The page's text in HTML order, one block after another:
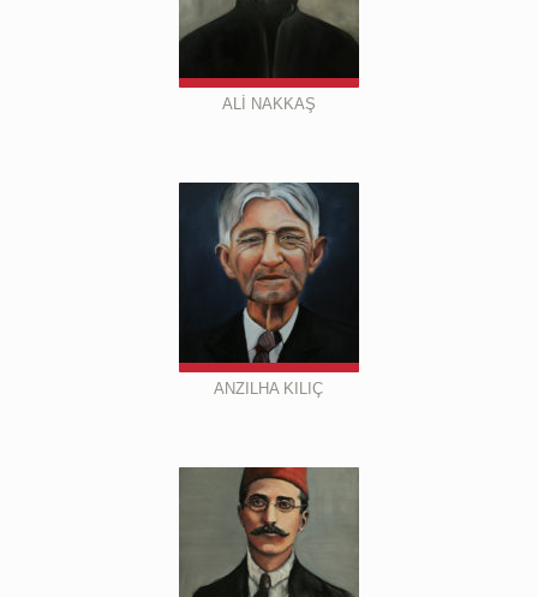
ALİ NAKKAŞ
ANZILHA KILIÇ